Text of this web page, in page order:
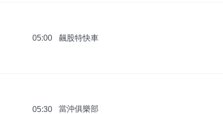
05:00 飆股特快車
05:30 當沖俱樂部